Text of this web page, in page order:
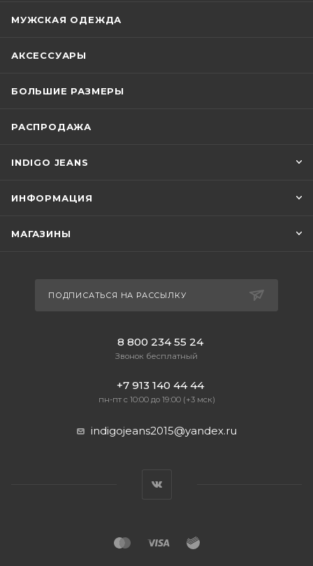
МУЖСКАЯ ОДЕЖДА
АКСЕССУАРЫ
БОЛЬШИЕ РАЗМЕРЫ
РАСПРОДАЖА
INDIGO JEANS
ИНФОРМАЦИЯ
МАГАЗИНЫ
ПОДПИСАТЬСЯ НА РАССЫЛКУ
8 800 234 55 24
Звонок бесплатный
+7 913 140 44 44
пн-пт с 10:00 до 19:00 (+3 мск)
indigojeans2015@yandex.ru